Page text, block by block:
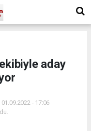
aday
- 17:06